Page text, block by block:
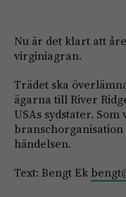
Nu är det klart att
virginiagran.
Trädet ska
ägarna till River
USAs sydstater.
händelsen.
Text: Bengt Ek